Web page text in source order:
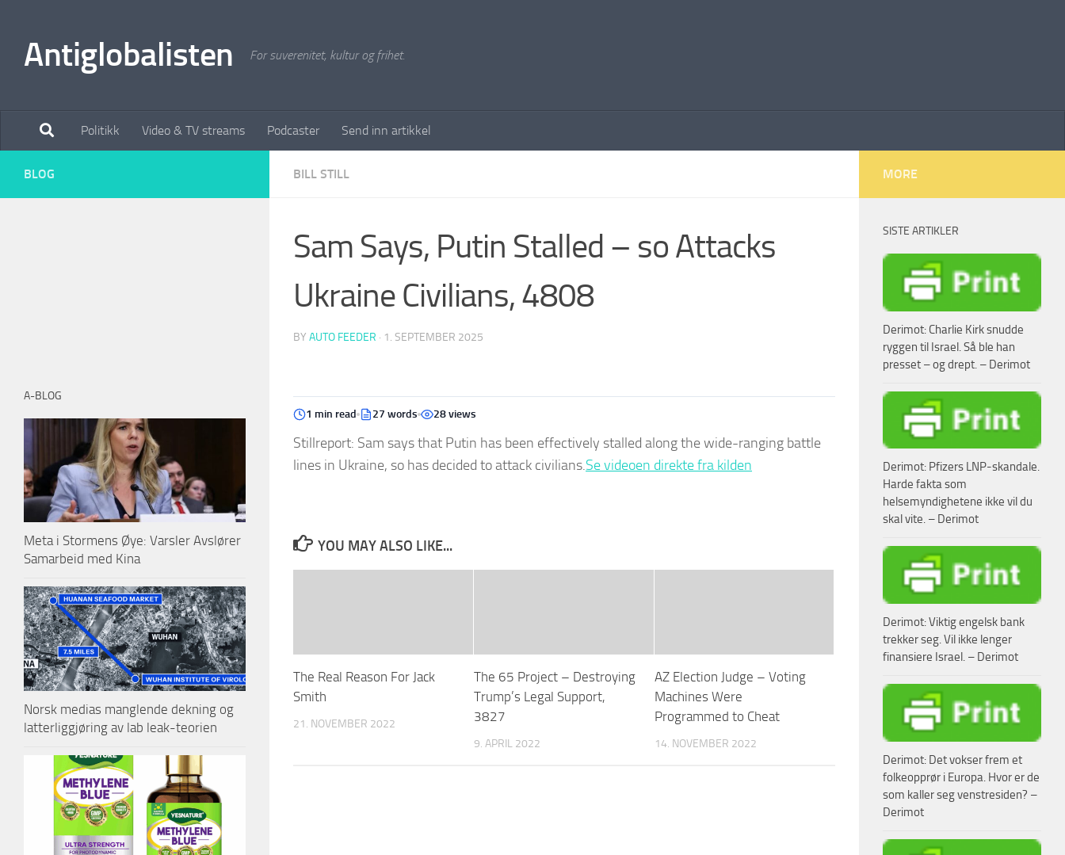
Antiglobalisten For suverenitet, kultur og frihet.
Politikk Video & TV streams Podcaster Send inn artikkel
BILL STILL
Sam Says, Putin Stalled – so Attacks
Ukraine Civilians, 4808
BY AUTO FEEDER · 1. SEPTEMBER 2025
1 min read 27 words 28 views
Stillreport: Sam says that Putin has been effectively stalled along the wide-ranging battle
lines in Ukraine, so has decided to attack civilians.Se videoen direkte fra kilden
YOU MAY ALSO LIKE...
The Real Reason For Jack
Smith
21. NOVEMBER 2022
The 65 Project – Destroying
Trump’s Legal Support,
3827
9. APRIL 2022
AZ Election Judge – Voting
Machines Were
Programmed to Cheat
14. NOVEMBER 2022
BLOG
A-BLOG
Meta i Stormens Øye: Varsler Avslører
Samarbeid med Kina
Norsk medias manglende dekning og
latterliggjøring av lab leak-teorien
MORE
SISTE ARTIKLER
Derimot: Charlie Kirk snudde
ryggen til Israel. Så ble han
presset – og drept. – Derimot
Derimot: Pfizers LNP-skandale.
Harde fakta som
helsemyndighetene ikke vil du
skal vite. – Derimot
Derimot: Viktig engelsk bank
trekker seg. Vil ikke lenger
finansiere Israel. – Derimot
Derimot: Det vokser frem et
folkeopprør i Europa. Hvor er de
som kaller seg venstresiden? –
Derimot